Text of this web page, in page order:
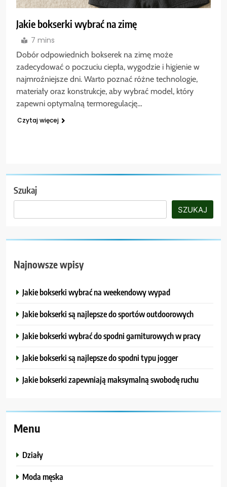
Jakie bokserki wybrać na zimę
7 mins
Dobór odpowiednich bokserek na zimę może
zadecydować o poczuciu ciepła, wygodzie i higienie w
najmroźniejsze dni. Warto poznać różne technologie,
materiały oraz konstrukcje, aby wybrać model, który
zapewni optymalną termoregulację…
Czytaj więcej
Szukaj
SZUKAJ
Najnowsze wpisy
Jakie bokserki wybrać na weekendowy wypad
Jakie bokserki są najlepsze do sportów outdoorowych
Jakie bokserki wybrać do spodni garniturowych w pracy
Jakie bokserki są najlepsze do spodni typu jogger
Jakie bokserki zapewniają maksymalną swobodę ruchu
Menu
Działy
Moda męska